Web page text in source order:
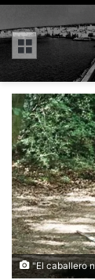
Menú
"El caballero